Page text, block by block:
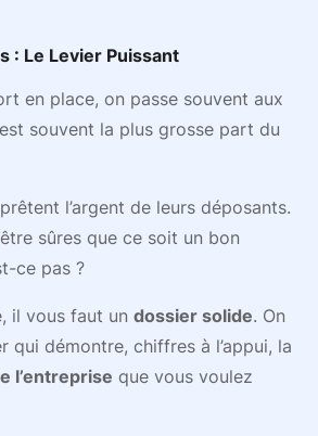
: Le Levier Puissant
en place, on passe souvent aux
souvent la plus grosse part du
l’argent de leurs déposants.
sûres que ce soit un bon
ce pas ?
il vous faut un dossier solide. On
qui démontre, chiffres à l’appui, la
l’entreprise que vous voulez